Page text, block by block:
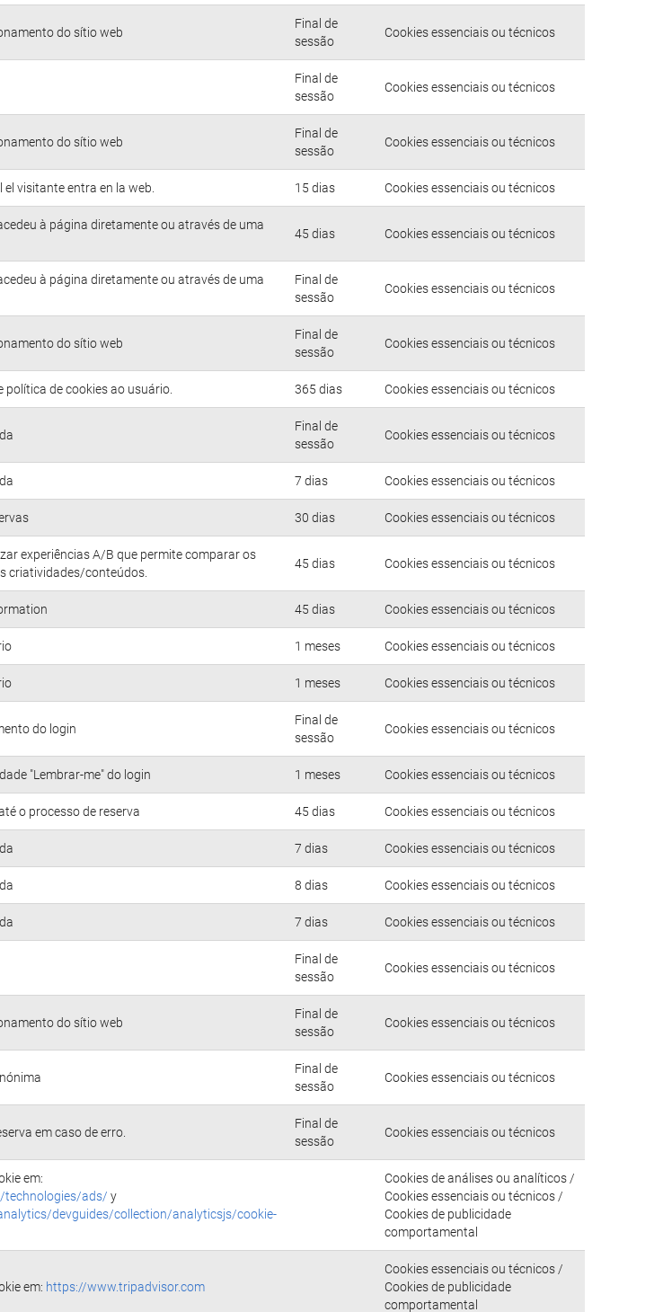
do sítio web
Final de
sessão
Cookies essenciais ou técnicos
Final de
sessão
Cookies essenciais ou técnicos
do sítio web
Final de
sessão
Cookies essenciais ou técnicos
visitante entra en la web. 15 dias Cookies essenciais ou técnicos
à página diretamente ou através de uma
45 dias Cookies essenciais ou técnicos
à página diretamente ou através de uma
Final de
sessão
Cookies essenciais ou técnicos
do sítio web
Final de
sessão
Cookies essenciais ou técnicos
de cookies ao usuário. 365 dias Cookies essenciais ou técnicos
Final de
sessão
Cookies essenciais ou técnicos
7 dias Cookies essenciais ou técnicos
30 dias Cookies essenciais ou técnicos
experiências A/B que permite comparar os
criatividades/conteúdos.
45 dias Cookies essenciais ou técnicos
45 dias Cookies essenciais ou técnicos
1 meses Cookies essenciais ou técnicos
1 meses Cookies essenciais ou técnicos
do login
Final de
sessão
Cookies essenciais ou técnicos
"Lembrar-me" do login 1 meses Cookies essenciais ou técnicos
o processo de reserva 45 dias Cookies essenciais ou técnicos
7 dias Cookies essenciais ou técnicos
8 dias Cookies essenciais ou técnicos
7 dias Cookies essenciais ou técnicos
Final de
sessão
Cookies essenciais ou técnicos
do sítio web
Final de
sessão
Cookies essenciais ou técnicos
Final de
sessão
Cookies essenciais ou técnicos
em caso de erro.
Final de
sessão
Cookies essenciais ou técnicos
em:
technologies/ads/ y
devguides/collection/analyticsjs/cookie-
Cookies de análises ou analíticos /
Cookies essenciais ou técnicos /
Cookies de publicidade
comportamental
em: https://www.tripadvisor.com
Cookies essenciais ou técnicos /
Cookies de publicidade
comportamental